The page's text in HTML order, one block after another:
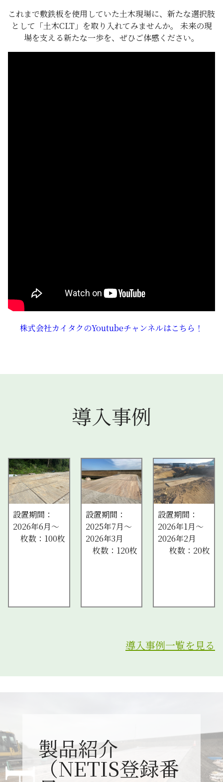
これまで敷鉄板を使用していた土木現場に、新たな選択肢
として「土木CLT」を取り入れてみませんか。 未来の現
場を支える新たな一歩を、ぜひご体感ください。
株式会社カイタクのYoutubeチャンネルはこちら！
導入事例
設置期間：
2026年6月～
枚数：100枚
設置期間：
2025年7月～
2026年3月
枚数：120枚
設置期間：
2026年1月～
2026年2月
枚数：20枚
導入事例一覧を見る
製品紹介
（NETIS登録番